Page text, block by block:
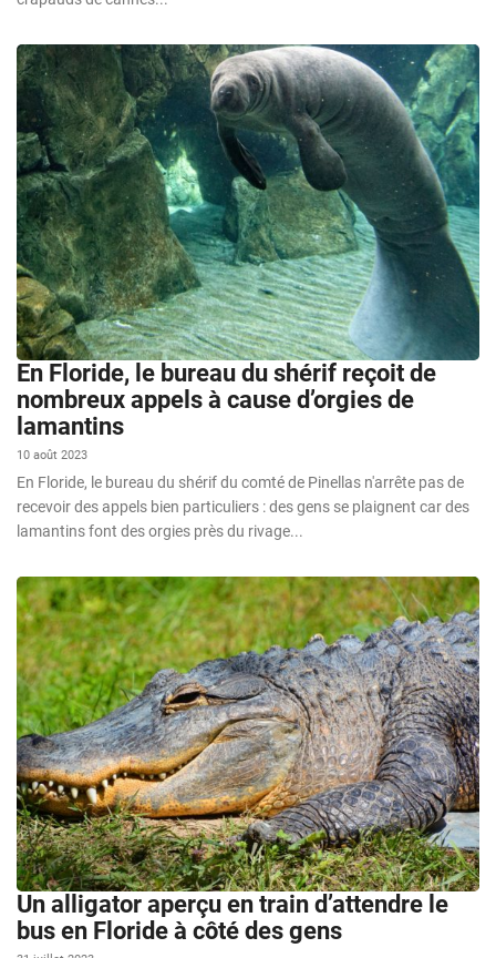
En Floride, le bureau du shérif reçoit de
nombreux appels à cause d’orgies de
lamantins
10 août 2023
En Floride, le bureau du shérif du comté de Pinellas n'arrête pas de
recevoir des appels bien particuliers : des gens se plaignent car des
lamantins font des orgies près du rivage...
Un alligator aperçu en train d’attendre le
bus en Floride à côté des gens